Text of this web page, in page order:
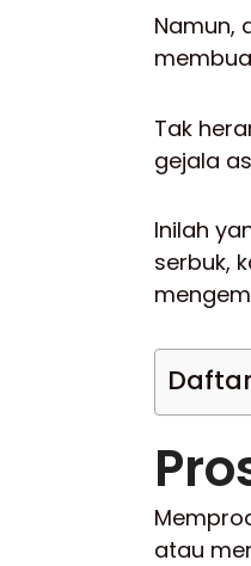
Namun,
Tak
gejala
Inilah
serbuk,
atau